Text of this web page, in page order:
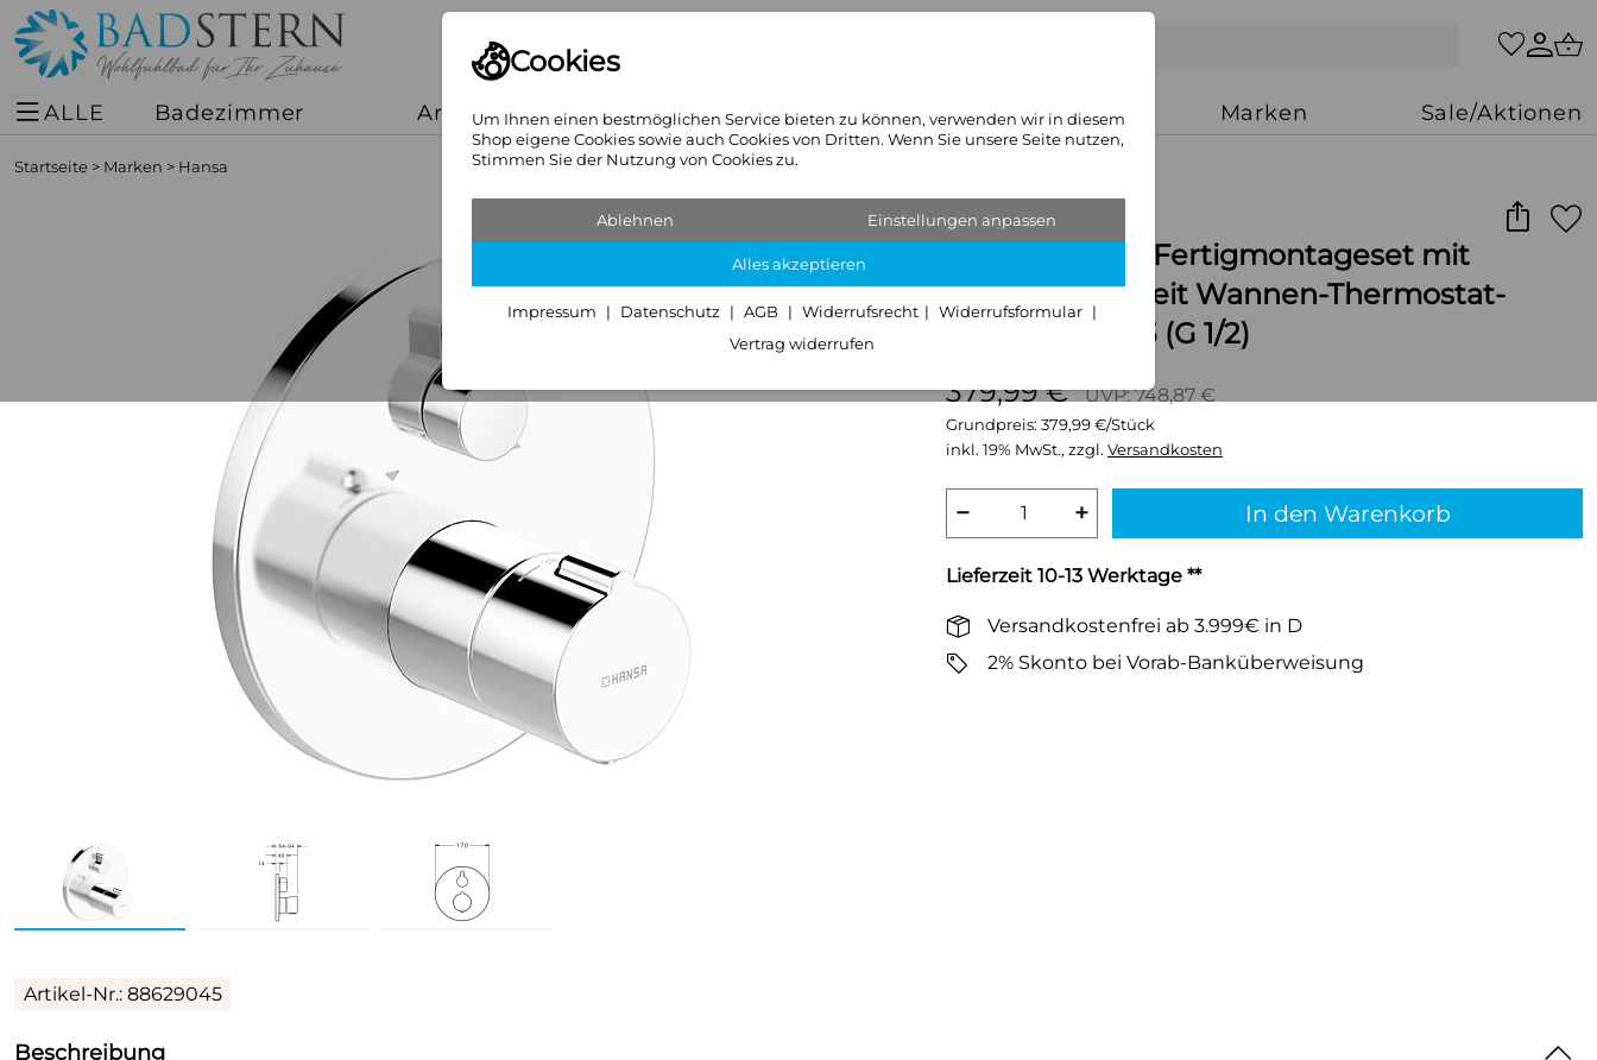
Cookies
Um Ihnen einen bestmöglichen Service bieten zu können, verwenden wir in diesem
Shop eigene Cookies sowie auch Cookies von Dritten. Wenn Sie unsere Seite nutzen,
Stimmen Sie der Nutzung von Cookies zu.
Ablehnen Einstellungen anpassen
Alles akzeptieren
Impressum Datenschutz AGB Widerrufsrecht
Widerrufsformular
Vertrag widerrufen
ALLE Badezimmer Armaturen Heizkörper Sanitär & Heizung Marken Sale/Aktionen
Startseite > Marken > Hansa
HANSAHOME Fertigmontageset mit
Funktionseinheit Wannen-Thermostat-
Batterie, DN 15 (G 1/2)
379,99 €
UVP: 748,87 €
Grundpreis: 379,99 €/Stück
inkl. 19% MwSt., zzgl. Versandkosten
− + In den Warenkorb
Lieferzeit 10-13 Werktage **
Versandkostenfrei ab 3.999€ in D
2% Skonto bei Vorab-Banküberweisung
Artikel-Nr.: 88629045
Beschreibung